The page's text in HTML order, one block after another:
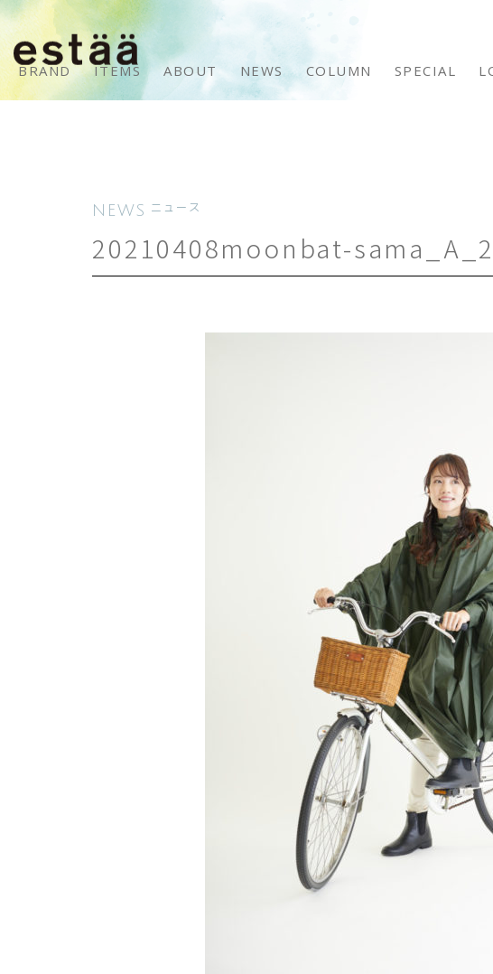
BRAND ITEMS ABOUT NEWS COLUMN SPECIAL
NEWS ニュース
20210408moonbat-